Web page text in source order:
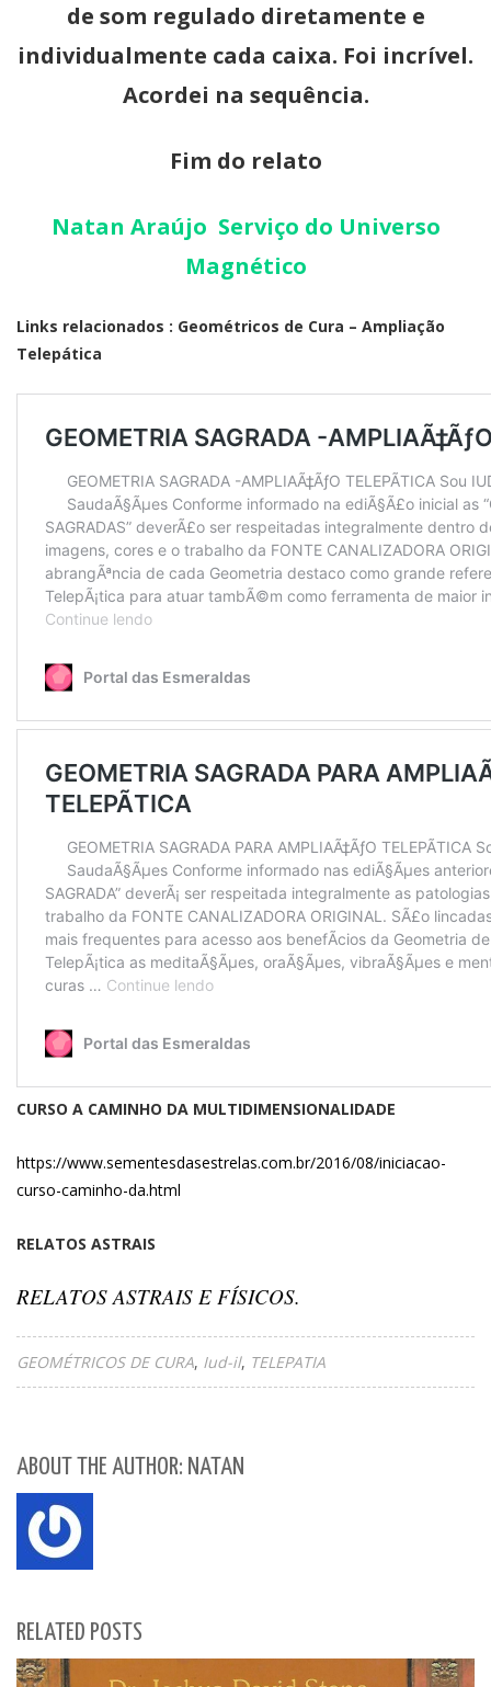
de som regulado diretamente e
individualmente cada caixa. Foi incrível.
Acordei na sequência.
Fim do relato
Natan Araújo Serviço do Universo
Magnético
Links relacionados : Geométricos de Cura – Ampliação
Telepática
CURSO A CAMINHO DA MULTIDIMENSIONALIDADE
https://www.sementesdasestrelas.com.br/2016/08/iniciacao-
curso-caminho-da.html
RELATOS ASTRAIS
RELATOS ASTRAIS E FÍSICOS.
GEOMÉTRICOS DE CURA Iud-il TELEPATIA
ABOUT THE AUTHOR: NATAN
RELATED POSTS